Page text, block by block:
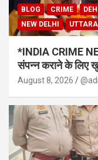
BLOG CRIME
NEW DELHI
*INDIA CRIME
संपन्न कराने के लिए
August 8, 2026